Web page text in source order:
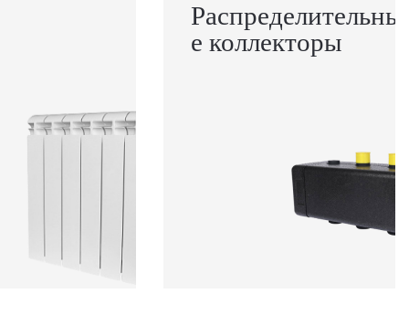
Распределительны
е коллекторы